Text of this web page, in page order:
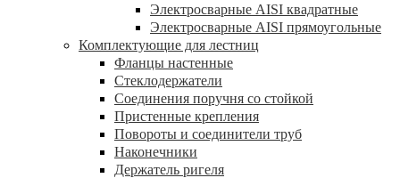
Электросварные AISI квадратные
Электросварные AISI прямоугольные
Комплектующие для лестниц
Фланцы настенные
Стеклодержатели
Соединения поручня со стойкой
Пристенные крепления
Повороты и соединители труб
Наконечники
Держатель ригеля